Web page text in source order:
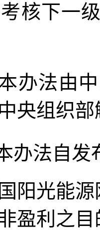
核下一
办法由中
央组织部
法自发
阳光能
盈利之